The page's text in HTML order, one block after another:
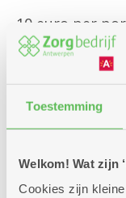
Toestemming
Welkom! Wat zijn
Cookies zijn
10 euro per
op je
Schrijf je
plaatsen zijn
Culinair